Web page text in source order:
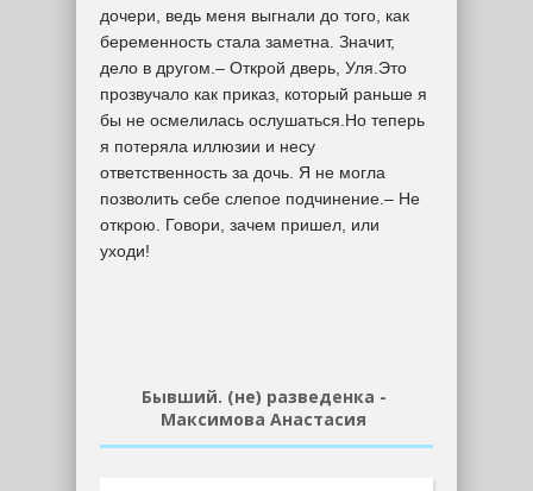
дочери, ведь меня выгнали до того, как
беременность стала заметна. Значит,
дело в другом.– Открой дверь, Уля.Это
прозвучало как приказ, который раньше я
бы не осмелилась ослушаться.Но теперь
я потеряла иллюзии и несу
ответственность за дочь. Я не могла
позволить себе слепое подчинение.– Не
открою. Говори, зачем пришел, или
уходи!
Бывший. (не) разведенка -
Максимова Анастасия